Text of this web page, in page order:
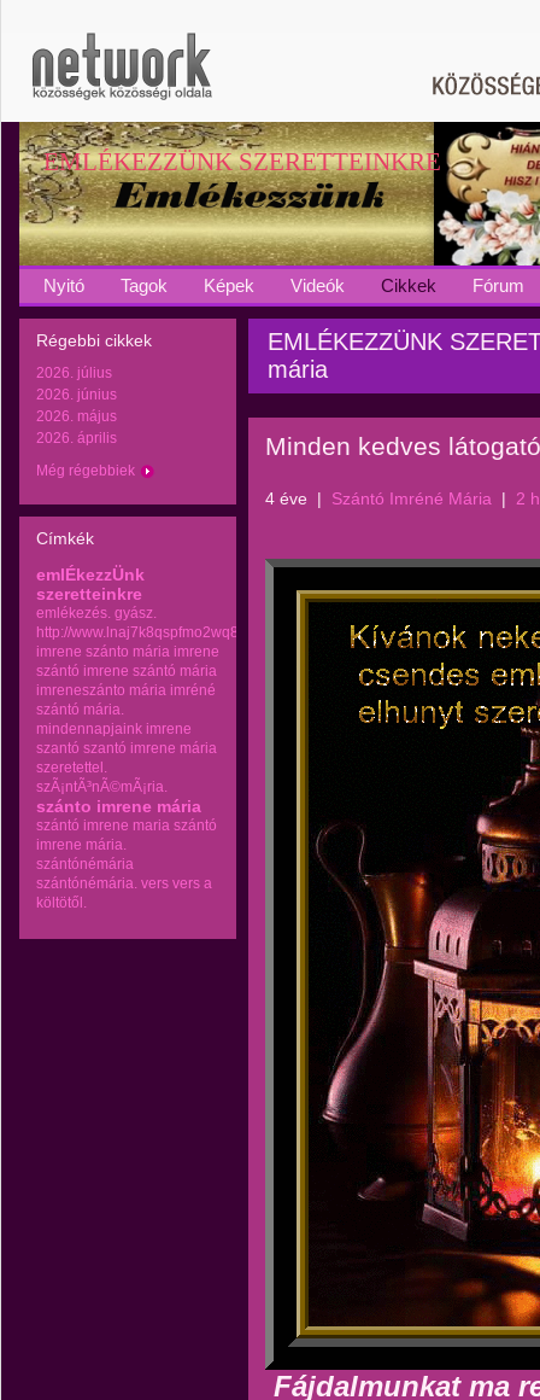
EMLÉKEZZÜNK SZERETTEINKRE
Nyitó Tagok Képek Videók Cikkek Fórum
Régebbi cikkek
2026. július
2026. június
2026. május
2026. április
Még régebbiek
Címkék
emlÉkezzÜnk
szeretteinkre
emlékezés. gyász.
http://www.lnaj7k8qspfmo2wq8go.com
imrene szánto mária imrene
szántó imrene szántó mária
imreneszánto mária imréné
szántó mária.
mindennapjaink imrene
szantó szantó imrene mária
szeretettel.
szÃ¡ntÃ³nÃ©mÃ¡ria.
szánto imrene mária
szántó imrene maria szántó
imrene mária.
szántónémária
szántónémária. vers vers a
költötől.
EMLÉKEZZÜNK
mária
Minden kedves
4 éve | Szántó Imréné Mária | 2
Fájdalmunkat ma